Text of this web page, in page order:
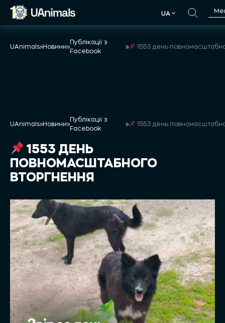
Skip
UA
UAnimals»Новини»
Публікації з
Facebook
» 1553 день повномасштабного
UAnimals»Новини»
Публікації з
Facebook
» 1553 день повномасштабного
1553 ДЕНЬ
ПОВНОМАСШТАБНОГО
ВТОРГНЕННЯ